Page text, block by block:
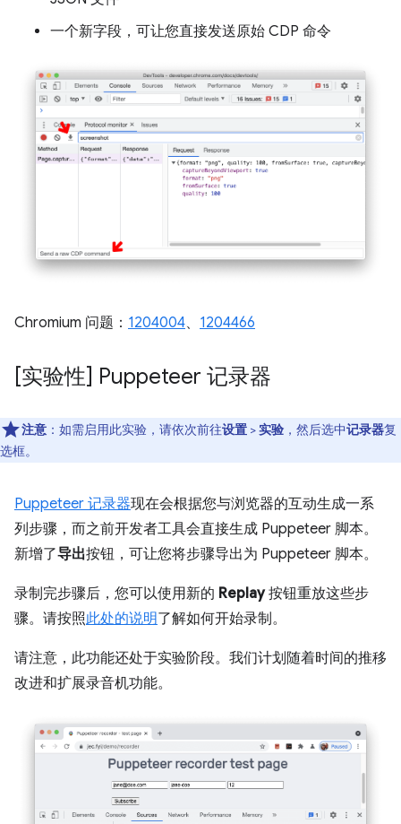
一个新字段，可让您直接发送原始 CDP 命令
Chromium 问题： 1204004、 1204466
[实验性] Puppeteer 记录器
注意 ：如需启用此实验，请依次前往设置 >实验 ，然后选中记录器复
选框。
Puppeteer 记录器现在会根据您与浏览器的互动生成一系
列步骤，而之前开发者工具会直接生成 Puppeteer 脚本。
新增了导出按钮，可让您将步骤导出为 Puppeteer 脚本。
录制完步骤后，您可以使用新的 Replay按钮重放这些步
骤。请按照此处的说明了解如何开始录制。
请注意，此功能还处于实验阶段。我们计划随着时间的推移
改进和扩展录音机功能。